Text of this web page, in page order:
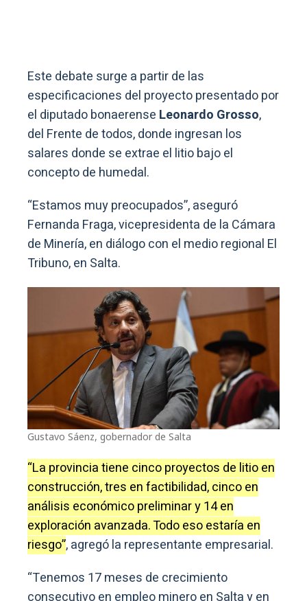
Este debate surge a partir de las
especificaciones del proyecto presentado por
el diputado bonaerense Leonardo Grosso,
del Frente de todos, donde ingresan los
salares donde se extrae el litio bajo el
concepto de humedal.
“Estamos muy preocupados”, aseguró
Fernanda Fraga, vicepresidenta de la Cámara
de Minería, en diálogo con el medio regional El
Tribuno, en Salta.
Gustavo Sáenz, gobernador de Salta
“La provincia tiene cinco proyectos de litio en
construcción, tres en factibilidad, cinco en
análisis económico preliminar y 14 en
exploración avanzada. Todo eso estaría en
riesgo”, agregó la representante empresarial.
“Tenemos 17 meses de crecimiento
consecutivo en empleo minero en Salta y en